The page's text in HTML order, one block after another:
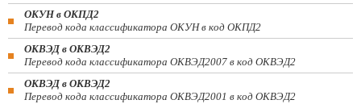
ОКУН в ОКПД2
Перевод кода классификатора ОКУН в код ОКПД2
ОКВЭД в ОКВЭД2
Перевод кода классификатора ОКВЭД2007 в код ОКВЭД2
ОКВЭД в ОКВЭД2
Перевод кода классификатора ОКВЭД2001 в код ОКВЭД2